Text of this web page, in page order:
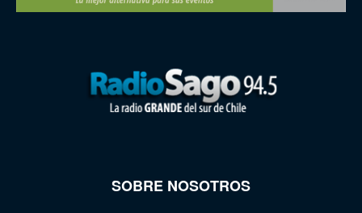
SOBRE NOSOTROS